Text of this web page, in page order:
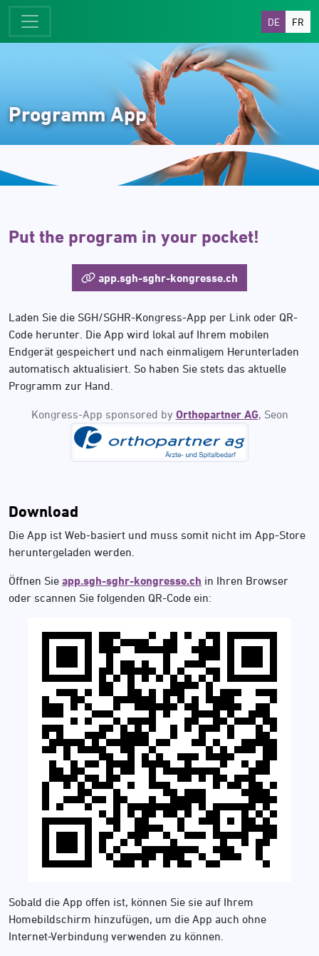
DE FR
Programm App
Put the program in your pocket!
app.sgh-sghr-kongresse.ch
Laden Sie die SGH/SGHR-Kongress-App per Link oder QR-
Code herunter. Die App wird lokal auf Ihrem mobilen
Endgerät gespeichert und nach einmaligem Herunterladen
automatisch aktualisiert. So haben Sie stets das aktuelle
Programm zur Hand.
Kongress-App sponsored by Orthopartner AG, Seon
Download
Die App ist Web-basiert und muss somit nicht im App-Store
heruntergeladen werden.
Öffnen Sie app.sgh-sghr-kongresse.ch in Ihren Browser
oder scannen Sie folgenden QR-Code ein:
Sobald die App offen ist, können Sie sie auf Ihrem
Homebildschirm hinzufügen, um die App auch ohne
Internet-Verbindung verwenden zu können.